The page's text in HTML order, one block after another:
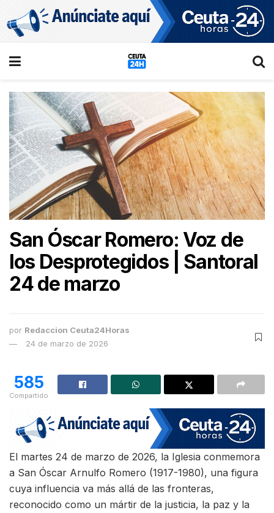
San Óscar Romero: Voz de
los Desprotegidos | Santoral
24 de marzo
por Redaccion Ceuta24Horas
24 de marzo de 2026
585
Compartido
El martes 24 de marzo de 2026, la Iglesia conmemora
a San Óscar Arnulfo Romero (1917-1980), una figura
cuya influencia va más allá de las fronteras,
reconocido como un mártir de la justicia, la paz y la